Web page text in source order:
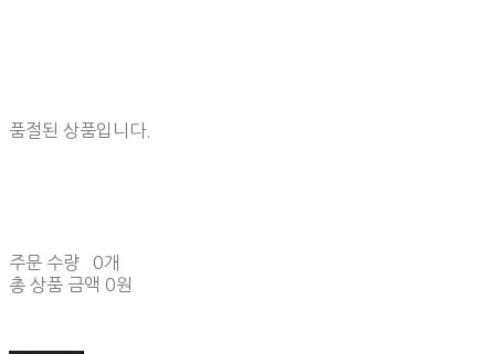
품절된 상품입니다.
주문 수량
0개
총 상품 금액 0원